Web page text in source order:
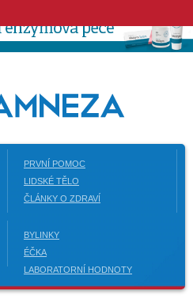
PRVNÍ POMOC
LIDSKÉ TĚLO
ČLÁNKY O ZDRAVÍ
BYLINKY
ÉČKA
LABORATORNÍ HODNOTY